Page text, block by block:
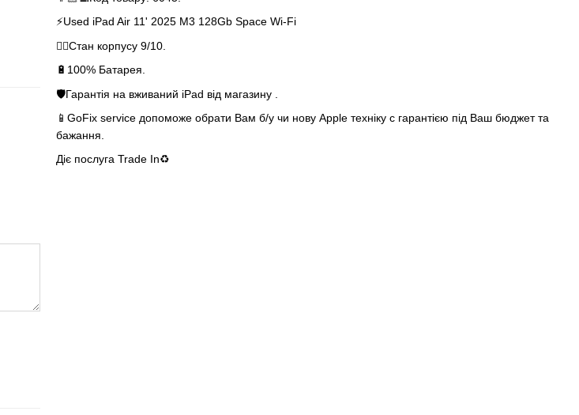
⚡️Used iPad Air 11' 2025 M3 128Gb Space Wi-Fi
👌🏻Стан корпусу 9/10.
🔋100% Батарея.
🛡Гарантія на вживаний iPad від магазину .
📱GoFix service допоможе обрати Вам б/у чи нову Apple техніку с гарантією під Ваш бюджет та
бажання.
Діє послуга Trade In♻️